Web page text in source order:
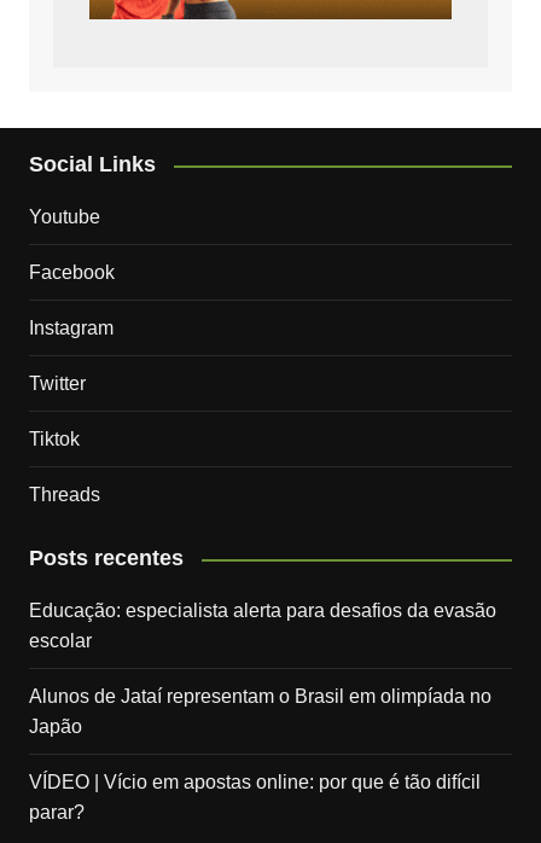
Social Links
Youtube
Facebook
Instagram
Twitter
Tiktok
Threads
Posts recentes
Educação: especialista alerta para desafios da evasão
escolar
Alunos de Jataí representam o Brasil em olimpíada no
Japão
VÍDEO | Vício em apostas online: por que é tão difícil
parar?